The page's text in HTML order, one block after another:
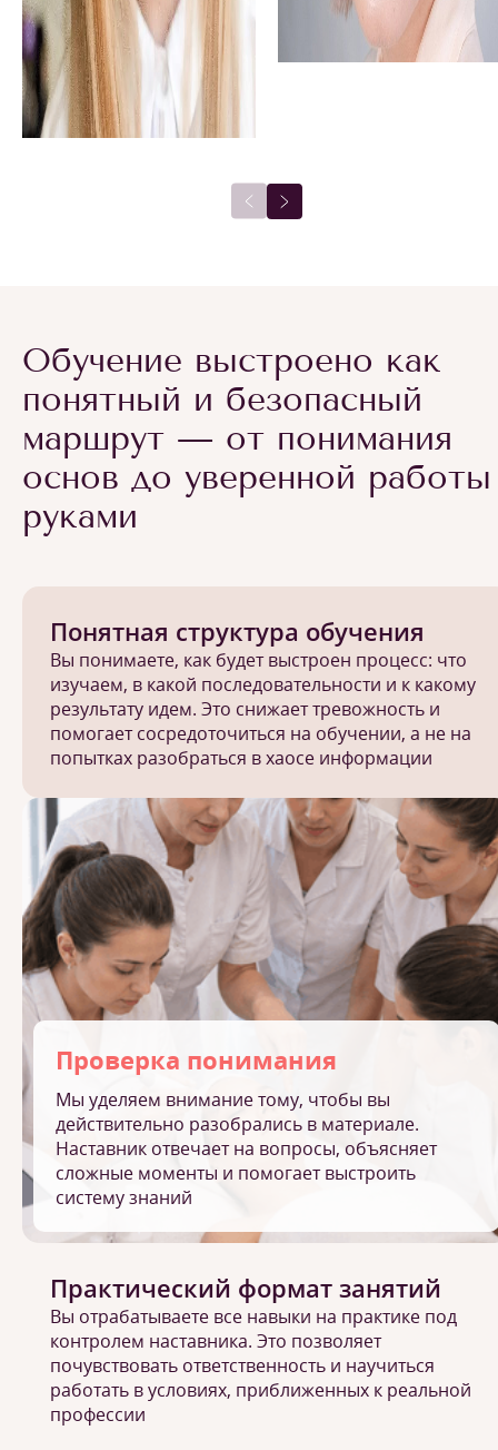
Обучение выстроено как
понятный и безопасный
маршрут — от понимания
основ до уверенной работы
руками
Понятная структура обучения
Вы понимаете, как будет выстроен процесс: что
изучаем, в какой последовательности и к какому
результату идем. Это снижает тревожность и
помогает сосредоточиться на обучении, а не на
попытках разобраться в хаосе информации
Проверка понимания
Мы уделяем внимание тому, чтобы вы
действительно разобрались в материале.
Наставник отвечает на вопросы, объясняет
сложные моменты и помогает выстроить
систему знаний
Практический формат занятий
Вы отрабатываете все навыки на практике под
контролем наставника. Это позволяет
почувствовать ответственность и научиться
работать в условиях, приближенных к реальной
профессии